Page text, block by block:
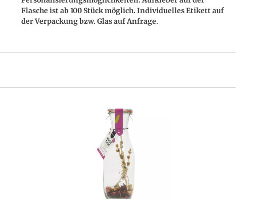
Flasche ist ab 100 Stück möglich. Individuelles Etikett auf
der Verpackung bzw. Glas auf Anfrage.